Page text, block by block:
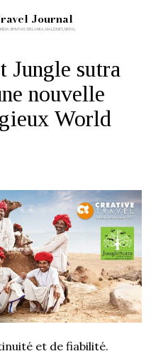
Journal
Jungle sutra
nouvelle
World
et de fiabilité.